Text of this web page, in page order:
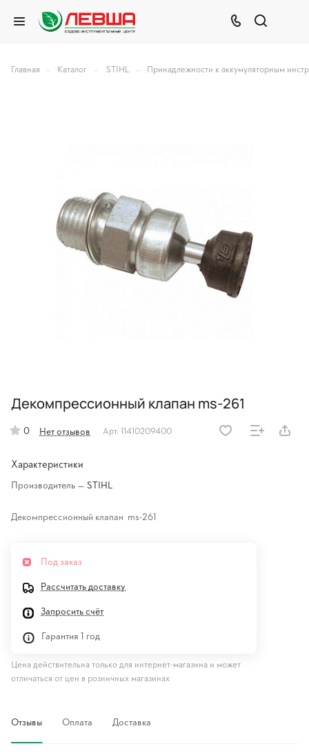
Главная – Каталог – STIHL – Принадлежности к аккумуляторным
Декомпрессионный клапан ms-261
0 Нет отзывов Арт. 11410209400
Характеристики
Производитель — STIHL
Декомпрессионный клапан ms-261
Под заказ
Рассчитать доставку
Запросить счёт
Гарантия 1 год
Цена действительна только для интернет-магазина и может
отличаться от цен в розничных магазинах
Отзывы Оплата Доставка